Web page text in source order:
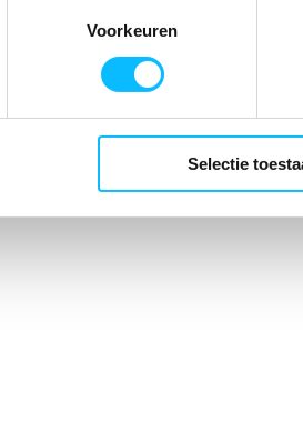
Voorkeuren
Selectie
Aan de binnenkant geborsteld voor